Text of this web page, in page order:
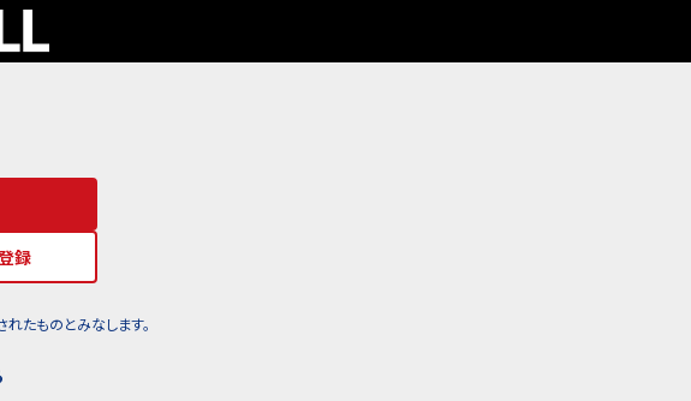
録
れたものとみなします。